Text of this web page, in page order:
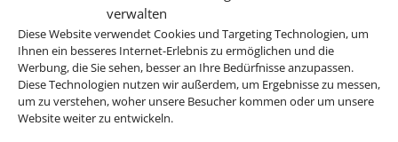
verwalten
Diese Website verwendet Cookies und Targeting Technologien, um
Ihnen ein besseres Internet-Erlebnis zu ermöglichen und die
Werbung, die Sie sehen, besser an Ihre Bedürfnisse anzupassen.
Diese Technologien nutzen wir außerdem, um Ergebnisse zu messen,
um zu verstehen, woher unsere Besucher kommen oder um unsere
Website weiter zu entwickeln.